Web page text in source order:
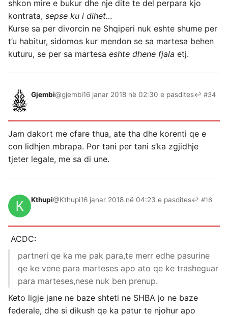
shkon mire e bukur dhe nje dite te del perpara kjo
kontrata, sepse ku i dihet…
Kurse sa per divorcin ne Shqiperi nuk eshte shume per
t’u habitur, sidomos kur mendon se sa martesa behen
kuturu, se per sa martesa eshte dhene fjala etj.
Gjembi@gjembi16 janar 2018 në 02:30 e pasdites↩ #34
Jam dakort me cfare thua, ate tha dhe korenti qe e
con lidhjen mbrapa. Por tani per tani s’ka zgjidhje
tjeter legale, me sa di une.
Kthupi@Kthupi16 janar 2018 në 04:23 e pasdites↩ #16
ACDC:
partneri qe ka me pak para,te merr edhe pasurine
qe ke vene para marteses apo ato qe ke trasheguar
para marteses,nese nuk ben prenup.
Keto ligje jane ne baze shteti ne SHBA jo ne baze
federale, dhe si dikush qe ka patur te njohur apo